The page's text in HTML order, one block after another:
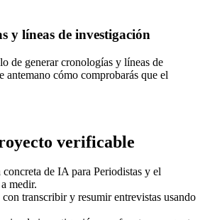
y líneas de investigación
de generar cronologías y líneas de
antemano cómo comprobarás que el
verificable
de IA para Periodistas y el
medir.
transcribir y resumir entrevistas usando